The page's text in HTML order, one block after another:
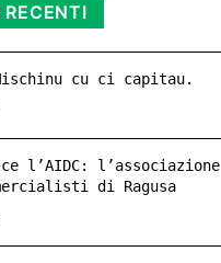
cu ci capitau.
l’AIDC: l’associazione
di Ragusa